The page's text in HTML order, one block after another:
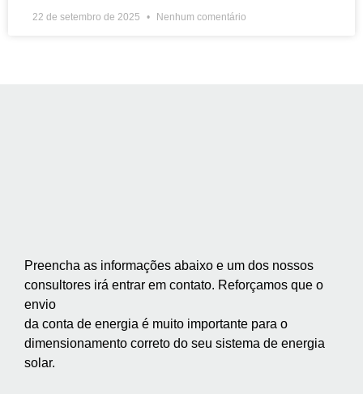
22 de setembro de 2025 Nenhum comentário
Preencha as informações abaixo e um dos nossos
consultores irá entrar em contato. Reforçamos que o
envio
da conta de energia é muito importante para o
dimensionamento correto do seu sistema de energia
solar.